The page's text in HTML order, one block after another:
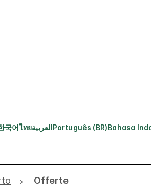
국어ไทยالعربيةPortuguês (BR)Bahasa
Offerte